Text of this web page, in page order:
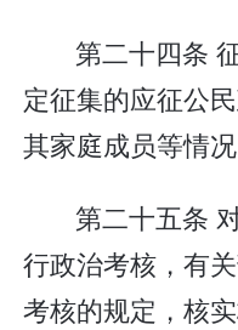
第二十四条
定征集的应征公
其家庭成员等情况
第二十五条
行政治考核，有
考核的规定，核